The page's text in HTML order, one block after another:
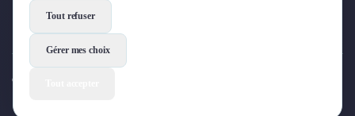
Tout refuser
Gérer mes choix
© 2026 Trustfolio. Tous droits réservés.